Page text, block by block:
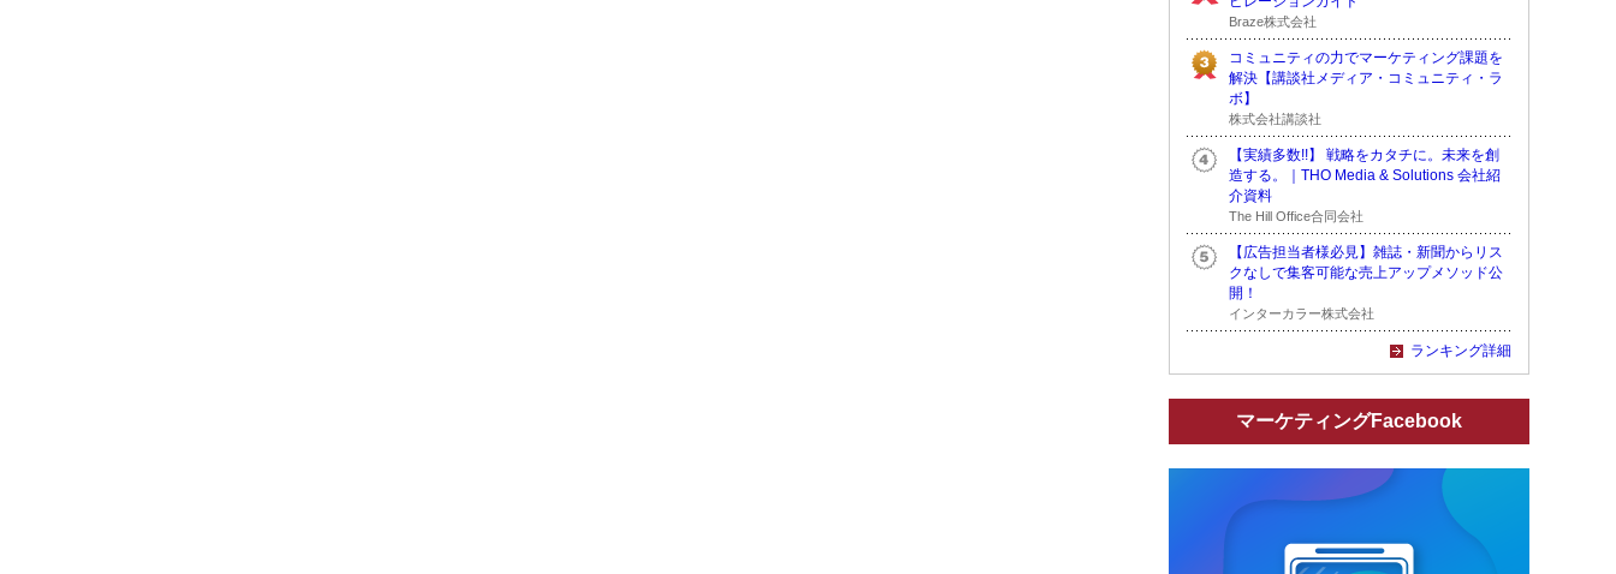
Braze株式会社
コミュニティの力でマーケティング課題を
解決【講談社メディア・コミュニティ・ラ
ボ】
株式会社講談社
【実績多数!!】 戦略をカタチに。未来を創
造する。｜THO Media & Solutions 会社紹
介資料
The Hill Office合同会社
【広告担当者様必見】雑誌・新聞からリス
クなしで集客可能な売上アップメソッド公
開！
インターカラー株式会社
ランキング詳細
マーケティングFacebook